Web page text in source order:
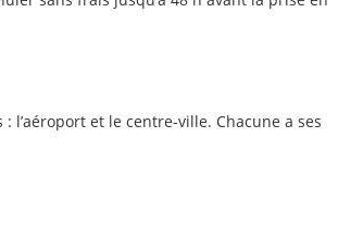
l’aéroport et le centre-ville. Chacune a ses